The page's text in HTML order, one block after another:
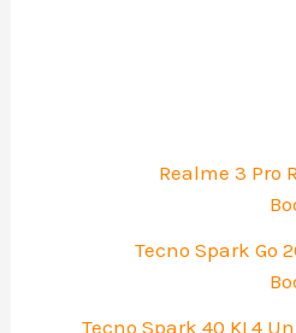
Realme 3 Pro
Tecno Spark Go
Tecno Spark 40 KL4